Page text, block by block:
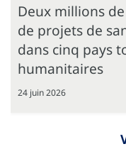
Deux millions
de projets de
dans cinq pays
humanitaires
24 juin 2026